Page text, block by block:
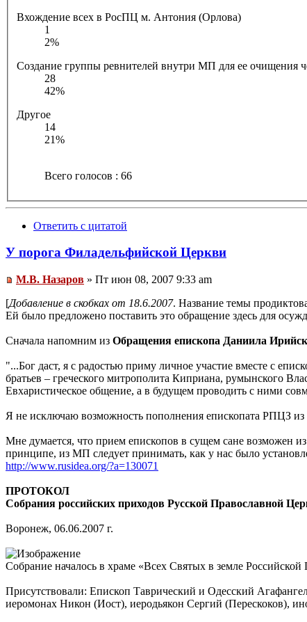
Вхождение всех в РосПЦ м. Антония (Орлова)
1
2%
Создание группы ревнителей внутри МП для ее очищения
28
42%
Другое
14
21%
Всего голосов : 66
Ответить с цитатой
У порога Филадельфийской Церкви
М.В. Назаров » Пт июн 08, 2007 9:33 am
[Добавление в скобках от 18.6.2007. Название темы
Ей было предложено поставить это обращение здесь для
Сначала напомним из Обращения епископа Даниила
"...Бог даст, я с радостью приму личное участие вместе с
братьев – греческого митрополита Киприана, румынского
Eвхаристическое общение, а в будущем проводить с ними
Я не исключаю возможность пополнения епископата РПЦЗ
Мне думается, что прием епископов в сущем сане возможен
принципе, из МП следует принимать, как у нас было
http://www.rusidea.org/?a=130071
ПРОТОКОЛ
Собрания российских приходов Русской Православной
Воронеж, 06.06.2007 г.
Собрание началось в храме «Всех Святых в земле
Присутствовали: Епископ Таврический и Одесский
иеромонах Никон (Иост), иеродьякон Сергий (Перескоков),